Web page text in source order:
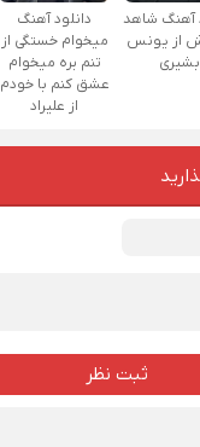
آهنگ شاهد
از یونس
بشیری
دانلود آهنگ
میخوام خستگی از
تنم بره میخوام
عشق کنم با خودم
از علیراد
ثبت نظر